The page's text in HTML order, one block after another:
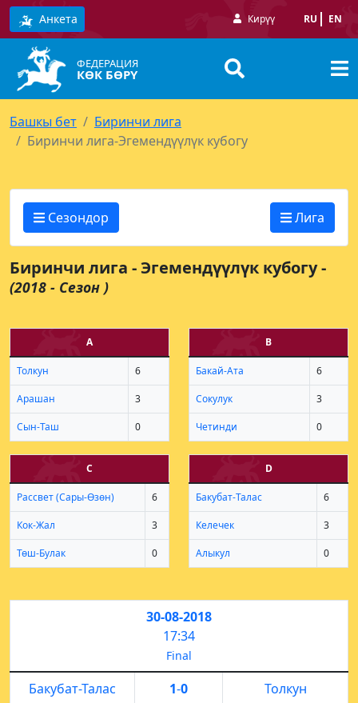
Анкета Кирүү RU EN
ФЕДЕРАЦИЯ
КӨК БӨРҮ
Башкы бет
Биринчи лига
Биринчи лига-Эгемендүүлүк кубогу
Сезондор Лига
Биринчи лига - Эгемендүүлүк кубогу -
(2018 - Сезон )
А
Толкун 6
Арашан 3
Сын-Таш 0
В
Бакай-Ата 6
Сокулук 3
Четинди 0
С
Рассвет (Сары-Өзөн) 6
Кок-Жал 3
Төш-Булак 0
D
Бакубат-Талас 6
Келечек 3
Алыкул 0
30-08-2018
17:34
Final
Бакубат-Талас 1-0 Толкун